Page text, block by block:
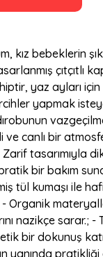
kız bebeklerin
çıtçıtlı
yaz ayları
yapmak
canlı bir
tasarımıyla
bir bakım
tül kumaşı ile
Organik
nazikçe
bir dokunuş
yanında